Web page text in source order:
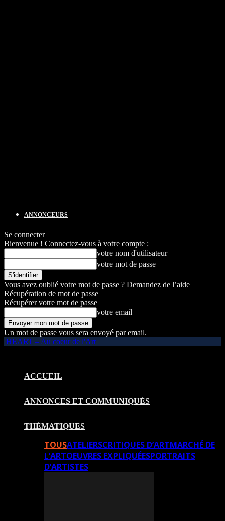
ANNONCEURS
Se connecter
Bienvenue ! Connectez-vous à votre compte :
votre nom d'utilisateur
votre mot de passe
Vous avez oublié votre mot de passe ? Demandez de l’aide
Récupération de mot de passe
Récupérer votre mot de passe
votre email
Un mot de passe vous sera envoyé par email.
HEART – Au coeur de l'Art
ACCUEIL
ANNONCES ET COMMUNIQUÉS
THÉMATIQUES
TOUSATELIERSCRITIQUES D’ARTMARCHÉ DE
L’ARTOEUVRES EXPLIQUÉESPORTRAITS
D’ARTISTES